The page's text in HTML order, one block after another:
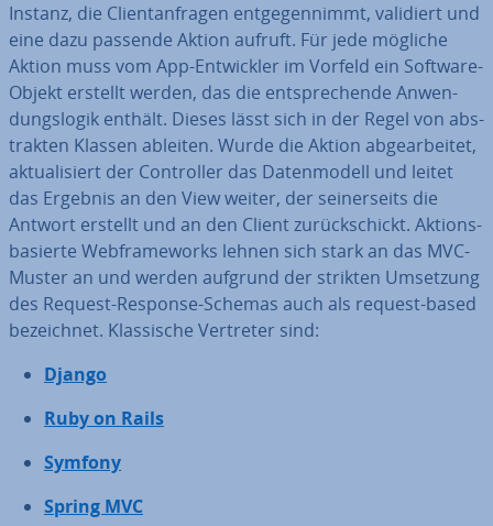
Instanz, die Cli­en­tan­fra­gen ent­ge­gen­nimmt, validiert und
eine dazu passende Aktion aufruft. Für jede mögliche
Aktion muss vom App-Ent­wick­ler im Vorfeld ein Software-
Objekt erstellt werden, das die ent­spre­chen­de An­wen­
dungs­lo­gik enthält. Dieses lässt sich in der Regel von abs­
trak­ten Klassen ableiten. Wurde die Aktion ab­ge­ar­bei­tet,
ak­tua­li­siert der Con­trol­ler das Da­ten­mo­dell und leitet
das Ergebnis an den View weiter, der sei­ner­seits die
Antwort erstellt und an den Client zu­rück­schickt. Ak­ti­ons­
ba­sier­te Web­frame­works lehnen sich stark an das MVC-
Muster an und werden aufgrund der strikten Umsetzung
des Request-Response-Schemas auch als request-based
be­zeich­net. Klas­si­sche Vertreter sind:
Django
Ruby on Rails
Symfony
Spring MVC